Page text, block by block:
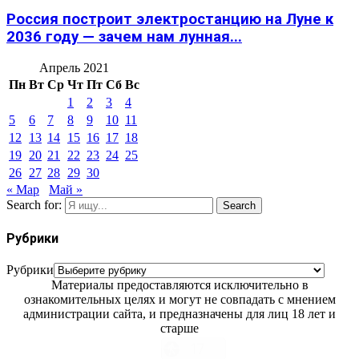
Россия построит электростанцию на Луне к
2036 году — зачем нам лунная...
Апрель 2021
Пн Вт Ср Чт Пт Сб Вс
1
2 3
4
5
6 7 8 9 10 11
12
13 14 15 16 17 18
19 20 21 22 23 24 25
26 27 28 29 30
« Мар
Май »
Search for:
Search
Рубрики
Рубрики
Материалы предоставляются исключительно в
ознакомительных целях и могут не совпадать с мнением
администрации сайта, и предназначены для лиц 18 лет и
старше